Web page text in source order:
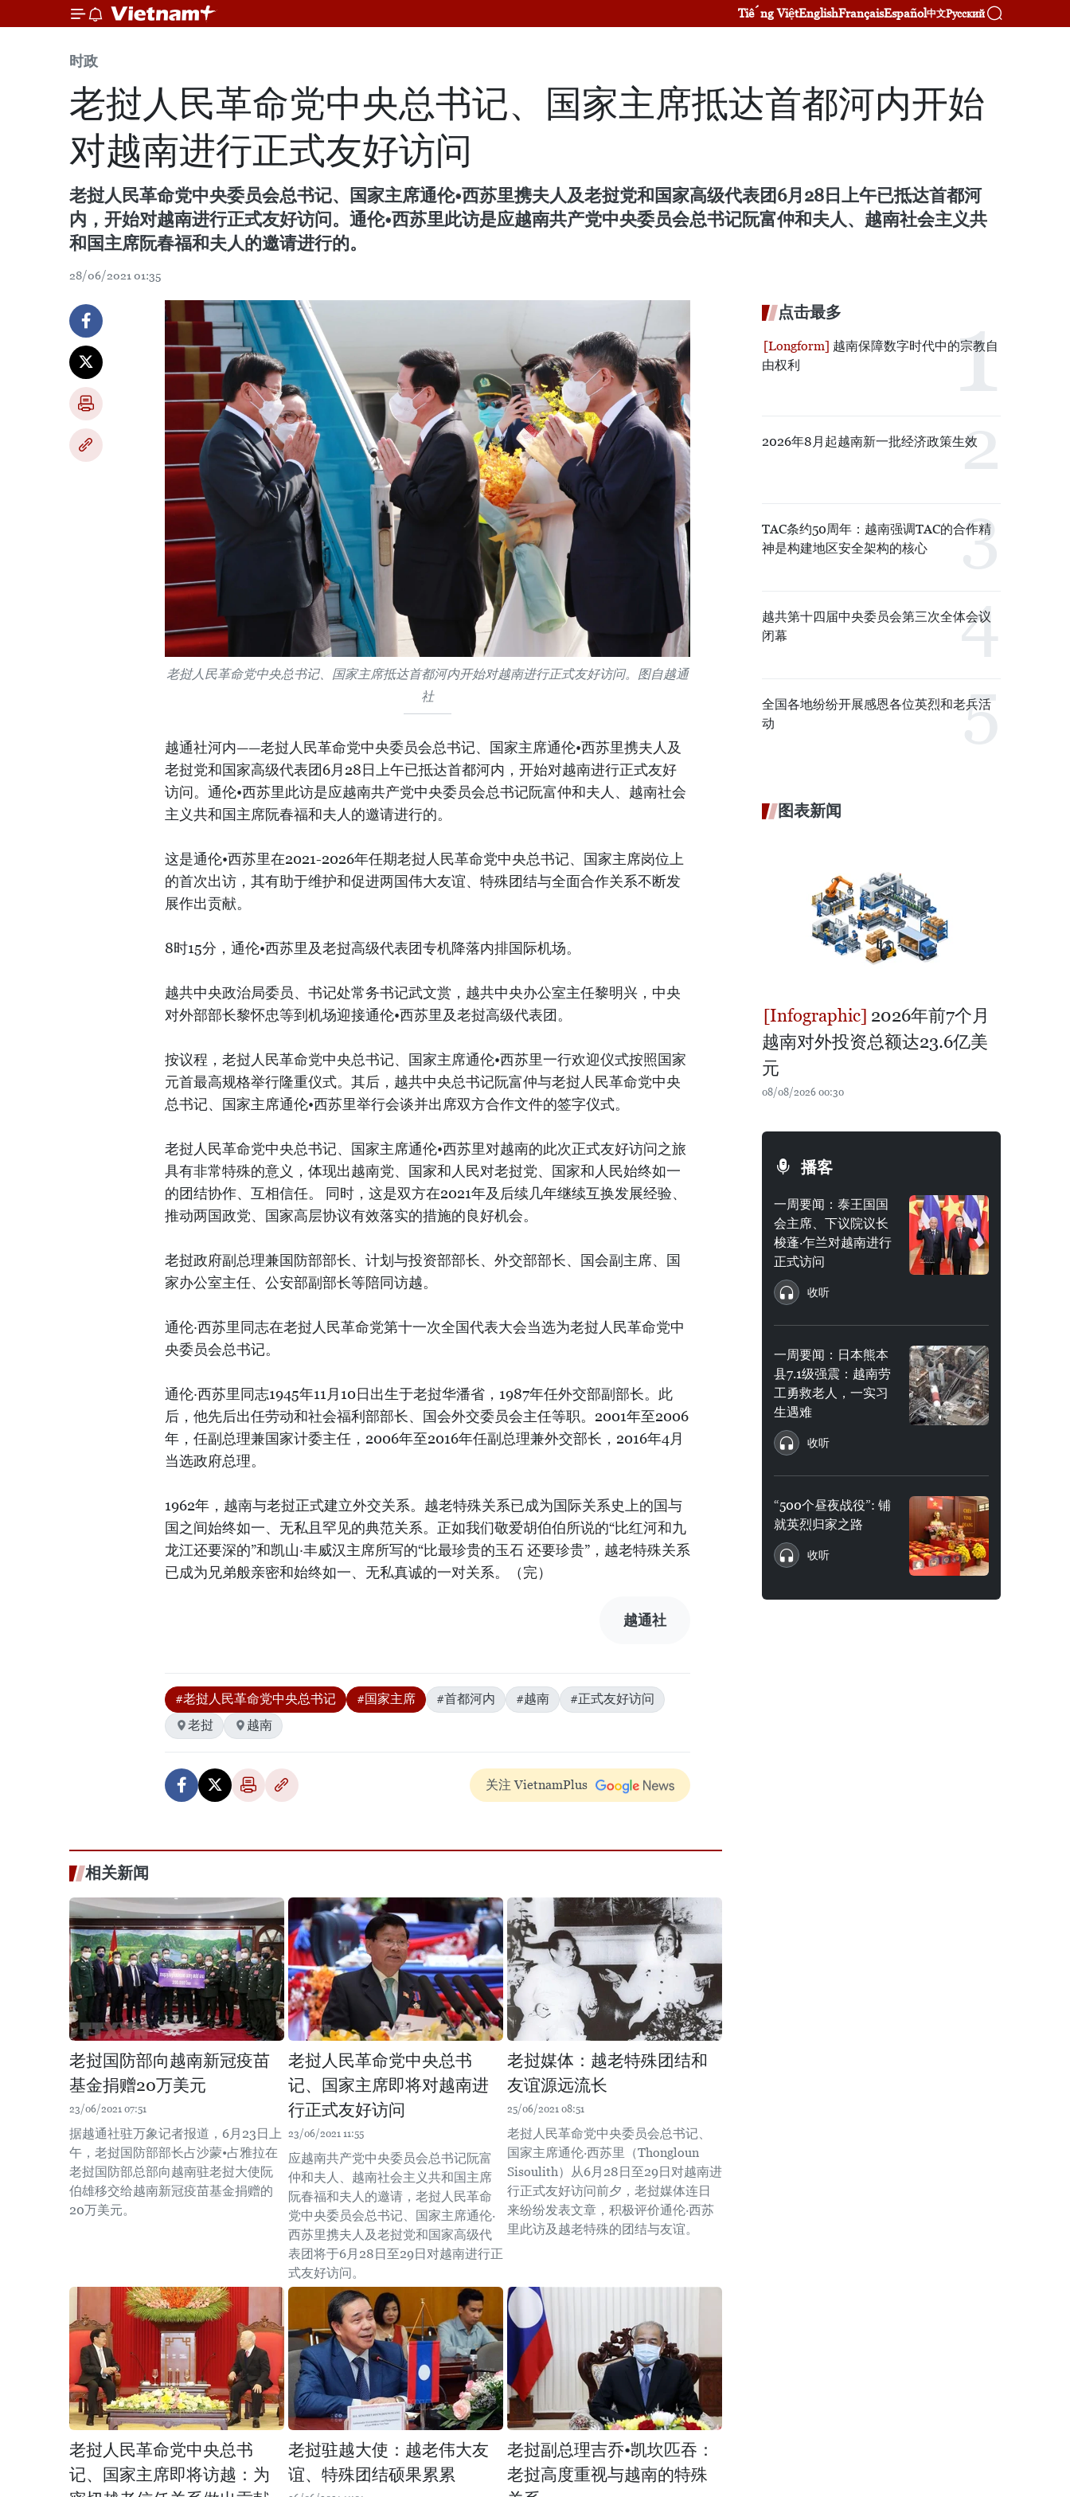
Tiếng ViệtEnglishFrançaisEspañol中文Русский
时政
老挝人民革命党中央总书记、国家主席抵达首都河内开始
对越南进行正式友好访问
老挝人民革命党中央委员会总书记、国家主席通伦•西苏里携夫人及老挝党和国家高级代表团6月28日上午已抵达首都河
内，开始对越南进行正式友好访问。通伦•西苏里此访是应越南共产党中央委员会总书记阮富仲和夫人、越南社会主义共
和国主席阮春福和夫人的邀请进行的。
28/06/2021 01:35
老挝人民革命党中央总书记、国家主席抵达首都河内开始对越南进行正式友好访问。图自越通
社
越通社河内——老挝人民革命党中央委员会总书记、国家主席通伦•西苏里携夫人及
老挝党和国家高级代表团6月28日上午已抵达首都河内，开始对越南进行正式友好
访问。通伦•西苏里此访是应越南共产党中央委员会总书记阮富仲和夫人、越南社会
主义共和国主席阮春福和夫人的邀请进行的。
这是通伦•西苏里在2021-2026年任期老挝人民革命党中央总书记、国家主席岗位上
的首次出访，其有助于维护和促进两国伟大友谊、特殊团结与全面合作关系不断发
展作出贡献。
8时15分，通伦•西苏里及老挝高级代表团专机降落内排国际机场。
越共中央政治局委员、书记处常务书记武文赏，越共中央办公室主任黎明兴，中央
对外部部长黎怀忠等到机场迎接通伦•西苏里及老挝高级代表团。
按议程，老挝人民革命党中央总书记、国家主席通伦•西苏里一行欢迎仪式按照国家
元首最高规格举行隆重仪式。其后，越共中央总书记阮富仲与老挝人民革命党中央
总书记、国家主席通伦•西苏里举行会谈并出席双方合作文件的签字仪式。
老挝人民革命党中央总书记、国家主席通伦•西苏里对越南的此次正式友好访问之旅
具有非常特殊的意义，体现出越南党、国家和人民对老挝党、国家和人民始终如一
的团结协作、互相信任。 同时，这是双方在2021年及后续几年继续互换发展经验、
推动两国政党、国家高层协议有效落实的措施的良好机会。
老挝政府副总理兼国防部部长、计划与投资部部长、外交部部长、国会副主席、国
家办公室主任、公安部副部长等陪同访越。
通伦·西苏里同志在老挝人民革命党第十一次全国代表大会当选为老挝人民革命党中
央委员会总书记。
通伦·西苏里同志1945年11月10日出生于老挝华潘省，1987年任外交部副部长。此
后，他先后出任劳动和社会福利部部长、国会外交委员会主任等职。2001年至2006
年，任副总理兼国家计委主任，2006年至2016年任副总理兼外交部长，2016年4月
当选政府总理。
1962年，越南与老挝正式建立外交关系。越老特殊关系已成为国际关系史上的国与
国之间始终如一、无私且罕见的典范关系。正如我们敬爱胡伯伯所说的“比红河和九
龙江还要深的”和凯山·丰威汉主席所写的“比最珍贵的玉石 还要珍贵”，越老特殊关系
已成为兄弟般亲密和始终如一、无私真诚的一对关系。（完）
越通社
#老挝人民革命党中央总书记 #国家主席 #首都河内 #越南
#正式友好访问
老挝
越南
关注 VietnamPlus
相关新闻
老挝国防部向越南新冠疫苗
基金捐赠20万美元
23/06/2021 07:51
据越通社驻万象记者报道，6月23日上
午，老挝国防部部长占沙蒙•占雅拉在
老挝国防部总部向越南驻老挝大使阮
伯雄移交给越南新冠疫苗基金捐赠的
20万美元。
老挝人民革命党中央总书
记、国家主席即将对越南进
行正式友好访问
23/06/2021 11:55
应越南共产党中央委员会总书记阮富
仲和夫人、越南社会主义共和国主席
阮春福和夫人的邀请，老挝人民革命
党中央委员会总书记、国家主席通伦·
西苏里携夫人及老挝党和国家高级代
表团将于6月28日至29日对越南进行正
式友好访问。
老挝媒体：越老特殊团结和
友谊源远流长
25/06/2021 08:51
老挝人民革命党中央委员会总书记、
国家主席通伦·西苏里（Thongloun
Sisoulith）从6月28日至29日对越南进
行正式友好访问前夕，老挝媒体连日
来纷纷发表文章，积极评价通伦·西苏
里此访及越老特殊的团结与友谊。
老挝人民革命党中央总书
记、国家主席即将访越：为
老挝驻越大使：越老伟大友
谊、特殊团结硕果累累
老挝副总理吉乔•凯坎匹吞：
老挝高度重视与越南的特殊
点击最多
越南保障数字时代中的宗教自
由权利
2026年8月起越南新一批经济政策生效
TAC条约50周年：越南强调TAC的合作精
神是构建地区安全架构的核心
越共第十四届中央委员会第三次全体会议
闭幕
全国各地纷纷开展感恩各位英烈和老兵活
动
图表新闻
2026年前7个月
越南对外投资总额达23.6亿美
元
08/08/2026 00:30
播客
一周要闻：泰王国国
会主席、下议院议长
梭蓬·乍兰对越南进行
正式访问
收听
一周要闻：日本熊本
县7.1级强震：越南劳
工勇救老人，一实习
生遇难
收听
“500个昼夜战役”: 铺
就英烈归家之路
收听